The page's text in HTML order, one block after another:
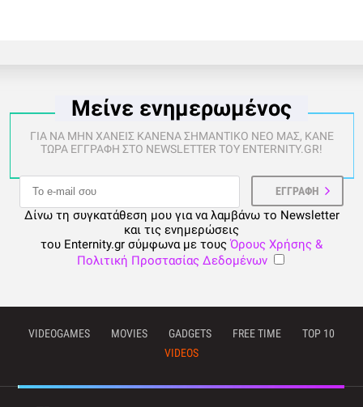
Μείνε ενημερωμένος
ΓΙΑ ΝΑ ΜΗΝ ΧΑΝΕΙΣ ΚΑΝΕΝΑ ΣΗΜΑΝΤΙΚΟ ΝΕΟ ΜΑΣ, ΚΑΝΕ
ΤΩΡΑ ΕΓΓΡΑΦΗ ΣΤΟ NEWSLETTER ΤΟΥ ENTERNITY.GR!
Δίνω τη συγκατάθεση μου για να λαμβάνω το Newsletter
και τις ενημερώσεις
του Enternity.gr σύμφωνα με τους Όρους Χρήσης &
Πολιτική Προστασίας Δεδομένων
VIDEOGAMES MOVIES GADGETS FREE TIME
TOP 10
VIDEOS